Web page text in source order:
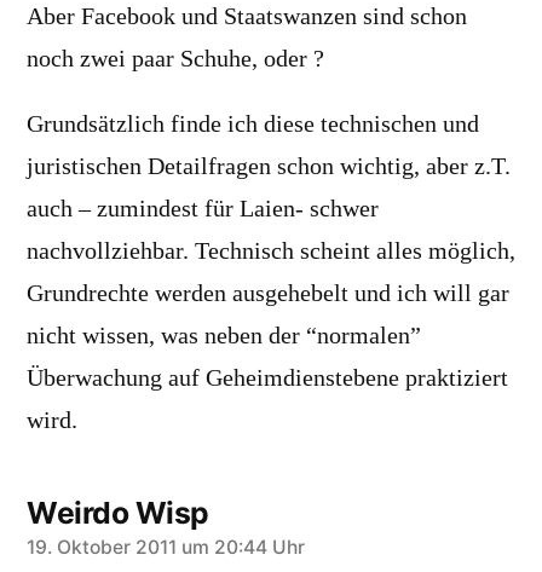
Aber Facebook und Staatswanzen sind schon
noch zwei paar Schuhe, oder ?
Grundsätzlich finde ich diese technischen und
juristischen Detailfragen schon wichtig, aber z.T.
auch – zumindest für Laien- schwer
nachvollziehbar. Technisch scheint alles möglich,
Grundrechte werden ausgehebelt und ich will gar
nicht wissen, was neben der “normalen”
Überwachung auf Geheimdienstebene praktiziert
wird.
Weirdo Wisp
sagt:
19. Oktober 2011 um 20:44 Uhr